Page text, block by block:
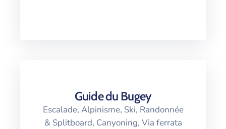
Guide du Bugey
Escalade, Alpinisme, Ski, Randonnée
& Splitboard, Canyoning, Via ferrata